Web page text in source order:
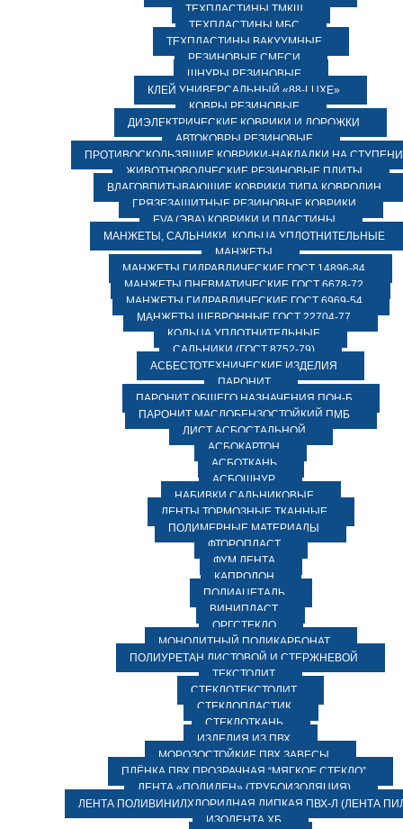
ТЕХПЛАСТИНЫ ТМКЩ
ТЕХПЛАСТИНЫ МБС
ТЕХПЛАСТИНЫ ВАКУУМНЫЕ
РЕЗИНОВЫЕ СМЕСИ
ШНУРЫ РЕЗИНОВЫЕ
КЛЕЙ УНИВЕРСАЛЬНЫЙ «88-LUXE»
КОВРЫ РЕЗИНОВЫЕ
ДИЭЛЕКТРИЧЕСКИЕ КОВРИКИ И ДОРОЖКИ
АВТОКОВРЫ РЕЗИНОВЫЕ
ПРОТИВОСКОЛЬЗЯЩИЕ КОВРИКИ-НАКЛАДКИ НА СТУПЕНИ
ЖИВОТНОВОДЧЕСКИЕ РЕЗИНОВЫЕ ПЛИТЫ
ВЛАГОВПИТЫВАЮЩИЕ КОВРИКИ ТИПА КОВРОЛИН
ГРЯЗЕЗАЩИТНЫЕ РЕЗИНОВЫЕ КОВРИКИ
EVA (ЭВА) КОВРИКИ И ПЛАСТИНЫ
МАНЖЕТЫ, САЛЬНИКИ, КОЛЬЦА УПЛОТНИТЕЛЬНЫЕ
МАНЖЕТЫ
МАНЖЕТЫ ГИДРАВЛИЧЕСКИЕ ГОСТ 14896-84
МАНЖЕТЫ ПНЕВМАТИЧЕСКИЕ ГОСТ 6678-72
МАНЖЕТЫ ГИДРАВЛИЧЕСКИЕ ГОСТ 6969-54
МАНЖЕТЫ ШЕВРОННЫЕ ГОСТ 22704-77
КОЛЬЦА УПЛОТНИТЕЛЬНЫЕ
САЛЬНИКИ (ГОСТ 8752-79)
АСБЕСТОТЕХНИЧЕСКИЕ ИЗДЕЛИЯ
ПАРОНИТ
ПАРОНИТ ОБЩЕГО НАЗНАЧЕНИЯ ПОН-Б
ПАРОНИТ МАСЛОБЕНЗОСТОЙКИЙ ПМБ
ЛИСТ АСБОСТАЛЬНОЙ
АСБОКАРТОН
АСБОТКАНЬ
АСБОШНУР
НАБИВКИ САЛЬНИКОВЫЕ
ЛЕНТЫ ТОРМОЗНЫЕ ТКАННЫЕ
ПОЛИМЕРНЫЕ МАТЕРИАЛЫ
ФТОРОПЛАСТ
ФУМ ЛЕНТА
КАПРОЛОН
ПОЛИАЦЕТАЛЬ
ВИНИПЛАСТ
ОРГСТЕКЛО
МОНОЛИТНЫЙ ПОЛИКАРБОНАТ
ПОЛИУРЕТАН ЛИСТОВОЙ И СТЕРЖНЕВОЙ
ТЕКСТОЛИТ
СТЕКЛОТЕКСТОЛИТ
СТЕКЛОПЛАСТИК
СТЕКЛОТКАНЬ
ИЗДЕЛИЯ ИЗ ПВХ
МОРОЗОСТОЙКИЕ ПВХ ЗАВЕСЫ
ПЛЁНКА ПВХ ПРОЗРАЧНАЯ “МЯГКОЕ СТЕКЛО”
ЛЕНТА «ПОЛИЛЕН» (ТРУБОИЗОЛЯЦИЯ)
ЛЕНТА ПОЛИВИНИЛХЛОРИДНАЯ ЛИПКАЯ ПВХ-Л (ЛЕНТА
ИЗОЛЕНТА ХБ